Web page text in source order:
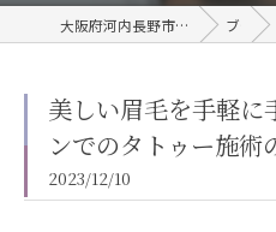
大阪府河内長野市で眉毛タトゥーならwill care サロン ブログ
美しい眉毛を手軽に
ンでのタトゥー施術
2023/12/10